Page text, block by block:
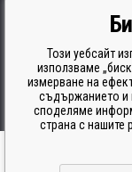
Производителят на
ISO 9001. ISO 14001 и
Този уебсайт
използваме
измерване на
съдържанието и
споделяме
страна с нашите